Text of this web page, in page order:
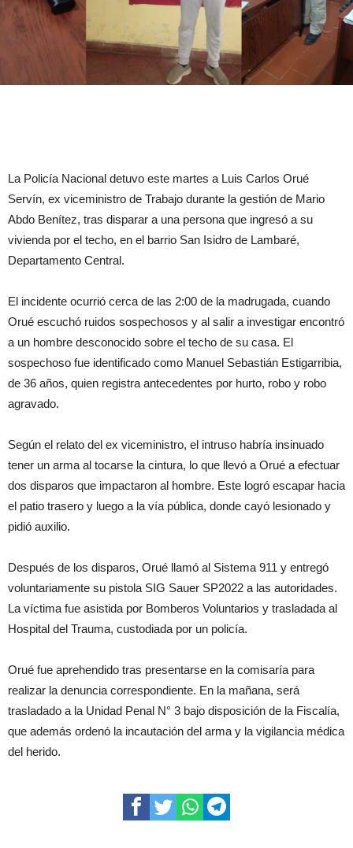
La Policía Nacional detuvo este martes a Luis Carlos Orué
Servín, ex viceministro de Trabajo durante la gestión de Mario
Abdo Benítez, tras disparar a una persona que ingresó a su
vivienda por el techo, en el barrio San Isidro de Lambaré,
Departamento Central.
El incidente ocurrió cerca de las 2:00 de la madrugada, cuando
Orué escuchó ruidos sospechosos y al salir a investigar encontró
a un hombre desconocido sobre el techo de su casa. El
sospechoso fue identificado como Manuel Sebastián Estigarribia,
de 36 años, quien registra antecedentes por hurto, robo y robo
agravado.
Según el relato del ex viceministro, el intruso habría insinuado
tener un arma al tocarse la cintura, lo que llevó a Orué a efectuar
dos disparos que impactaron al hombre. Este logró escapar hacia
el patio trasero y luego a la vía pública, donde cayó lesionado y
pidió auxilio.
Después de los disparos, Orué llamó al Sistema 911 y entregó
voluntariamente su pistola SIG Sauer SP2022 a las autoridades.
La víctima fue asistida por Bomberos Voluntarios y trasladada al
Hospital del Trauma, custodiada por un policía.
Orué fue aprehendido tras presentarse en la comisaría para
realizar la denuncia correspondiente. En la mañana, será
trasladado a la Unidad Penal N° 3 bajo disposición de la Fiscalía,
que además ordenó la incautación del arma y la vigilancia médica
del herido.